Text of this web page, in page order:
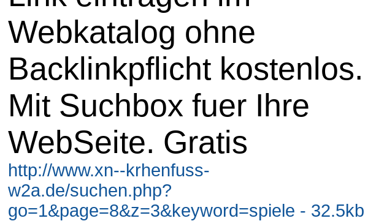
Webkatalog ohne
Backlinkpflicht kostenlos.
Mit Suchbox fuer Ihre
WebSeite. Gratis
http://www.xn--krhenfuss-
w2a.de/suchen.php?
go=1&page=8&z=3&keyword=spiele - 32.5kb